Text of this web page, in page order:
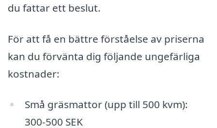
du fattar ett beslut.
För att få en bättre förståelse av priserna
kan du förvänta dig följande ungefärliga
kostnader:
Små gräsmattor (upp till 500 kvm):
300-500 SEK